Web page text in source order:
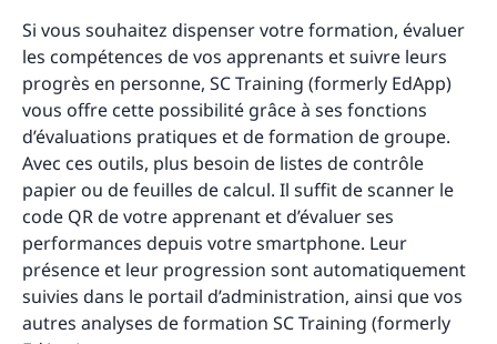
Si vous souhaitez dispenser votre formation, évaluer
les compétences de vos apprenants et suivre leurs
progrès en personne, SC Training (formerly EdApp)
vous offre cette possibilité grâce à ses fonctions
d’évaluations pratiques et de formation de groupe.
Avec ces outils, plus besoin de listes de contrôle
papier ou de feuilles de calcul. Il suffit de scanner le
code QR de votre apprenant et d’évaluer ses
performances depuis votre smartphone. Leur
présence et leur progression sont automatiquement
suivies dans le portail d’administration, ainsi que vos
autres analyses de formation SC Training (formerly